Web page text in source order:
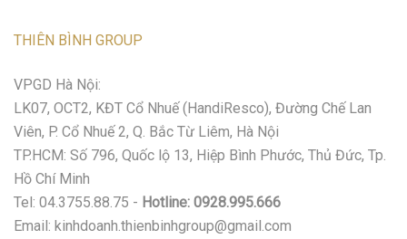
THIÊN BÌNH GROUP
VPGD Hà Nội:
LK07, OCT2, KĐT Cổ Nhuế (HandiResco), Đường Chế Lan
Viên, P. Cổ Nhuế 2, Q. Bắc Từ Liêm, Hà Nội
TP.HCM: Số 796, Quốc lộ 13, Hiệp Bình Phước, Thủ Đức, Tp.
Hồ Chí Minh
Tel: 04.3755.88.75 - Hotline: 0928.995.666
Email: kinhdoanh.thienbinhgroup@gmail.com